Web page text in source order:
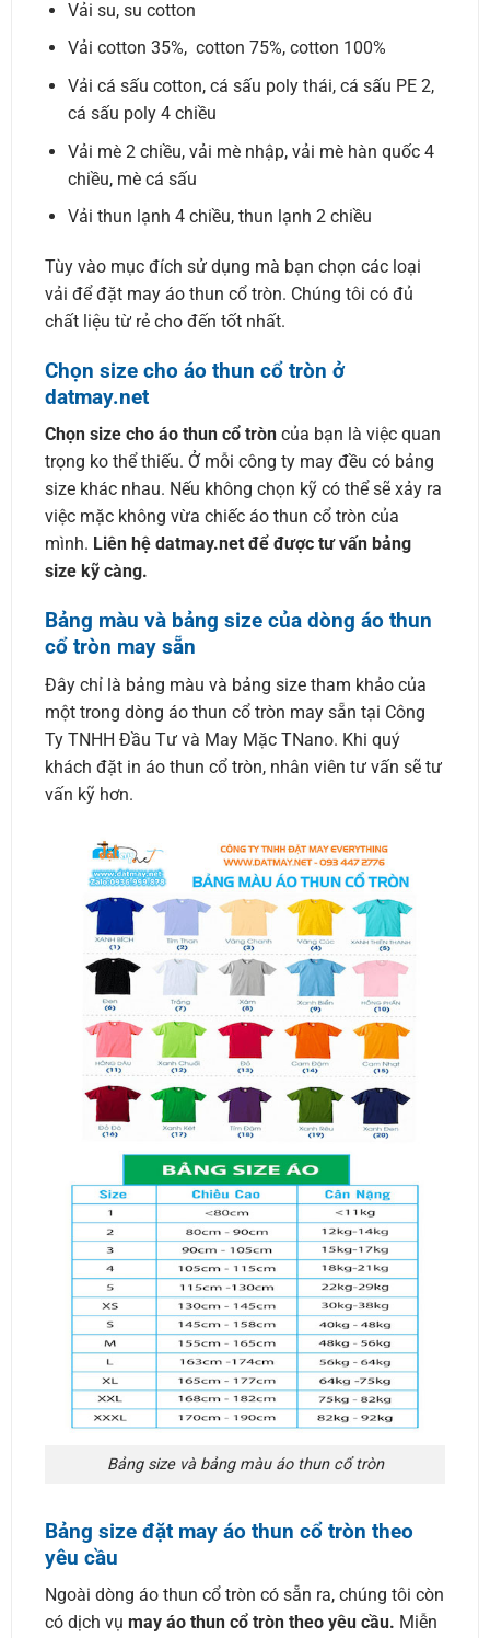
Vải su, su cotton
Vải cotton 35%, cotton 75%, cotton 100%
Vải cá sấu cotton, cá sấu poly thái, cá sấu PE 2,
cá sấu poly 4 chiều
Vải mè 2 chiều, vải mè nhập, vải mè hàn quốc 4
chiều, mè cá sấu
Vải thun lạnh 4 chiều, thun lạnh 2 chiều
Tùy vào mục đích sử dụng mà bạn chọn các loại
vải để đặt may áo thun cổ tròn. Chúng tôi có đủ
chất liệu từ rẻ cho đến tốt nhất.
Chọn size cho áo thun cổ tròn ở
datmay.net
Chọn size cho áo thun cổ tròn của bạn là việc quan
trọng ko thể thiếu. Ở mỗi công ty may đều có bảng
size khác nhau. Nếu không chọn kỹ có thể sẽ xảy ra
việc mặc không vừa chiếc áo thun cổ tròn của
mình. Liên hệ datmay.net để được tư vấn bảng
size kỹ càng.
Bảng màu và bảng size của dòng áo thun
cổ tròn may sẵn
Đây chỉ là bảng màu và bảng size tham khảo của
một trong dòng áo thun cổ tròn may sẵn tại Công
Ty TNHH Đầu Tư và May Mặc TNano. Khi quý
khách đặt in áo thun cổ tròn, nhân viên tư vấn sẽ tư
vấn kỹ hơn.
Bảng size và bảng màu áo thun cổ tròn
Bảng size đặt may áo thun cổ tròn theo
yêu cầu
Ngoài dòng áo thun cổ tròn có sẵn ra, chúng tôi còn
có dịch vụ may áo thun cổ tròn theo yêu cầu. Miễn